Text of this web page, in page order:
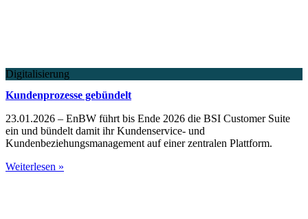
Digitalisierung
Kundenprozesse gebündelt
23.01.2026 – EnBW führt bis Ende 2026 die BSI Customer Suite
ein und bündelt damit ihr Kundenservice- und
Kundenbeziehungsmanagement auf einer zentralen Plattform.
Weiterlesen »